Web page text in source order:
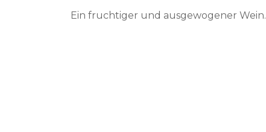
Ein fruchtiger und ausgewogener Wein.